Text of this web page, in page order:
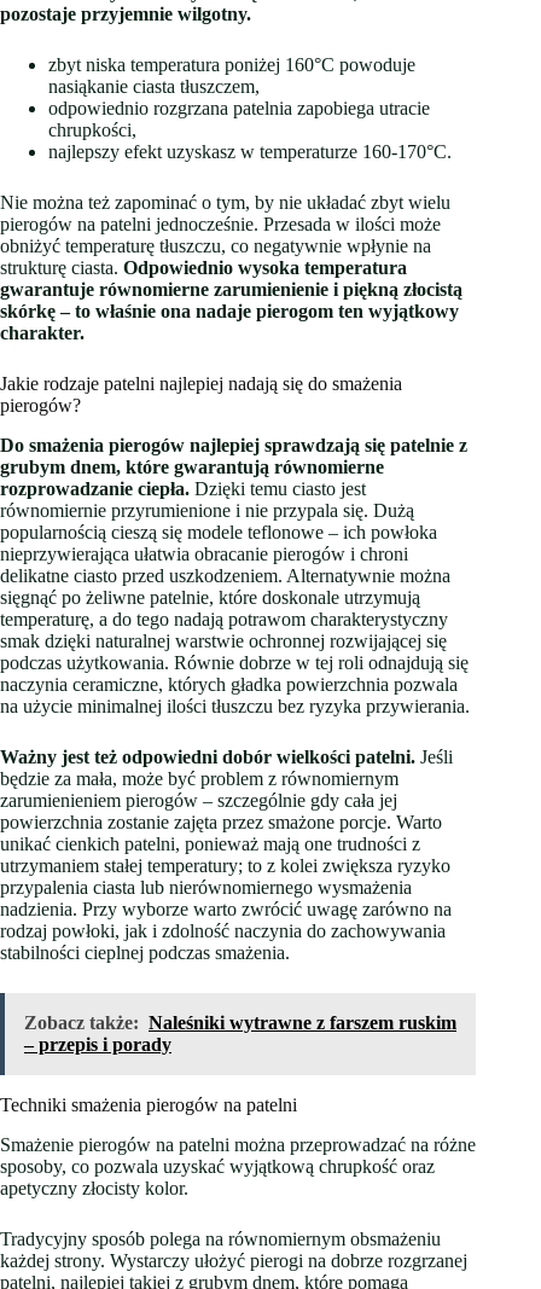
pozostaje przyjemnie wilgotny.
zbyt niska temperatura poniżej 160°C powoduje
nasiąkanie ciasta tłuszczem,
odpowiednio rozgrzana patelnia zapobiega utracie
chrupkości,
najlepszy efekt uzyskasz w temperaturze 160-170°C.
Nie można też zapominać o tym, by nie układać zbyt wielu
pierogów na patelni jednocześnie. Przesada w ilości może
obniżyć temperaturę tłuszczu, co negatywnie wpłynie na
strukturę ciasta. Odpowiednio wysoka temperatura
gwarantuje równomierne zarumienienie i piękną złocistą
skórkę – to właśnie ona nadaje pierogom ten wyjątkowy
charakter.
Jakie rodzaje patelni najlepiej nadają się do smażenia
pierogów?
Do smażenia pierogów najlepiej sprawdzają się patelnie z
grubym dnem, które gwarantują równomierne
rozprowadzanie ciepła. Dzięki temu ciasto jest
równomiernie przyrumienione i nie przypala się. Dużą
popularnością cieszą się modele teflonowe – ich powłoka
nieprzywierająca ułatwia obracanie pierogów i chroni
delikatne ciasto przed uszkodzeniem. Alternatywnie można
sięgnąć po żeliwne patelnie, które doskonale utrzymują
temperaturę, a do tego nadają potrawom charakterystyczny
smak dzięki naturalnej warstwie ochronnej rozwijającej się
podczas użytkowania. Równie dobrze w tej roli odnajdują się
naczynia ceramiczne, których gładka powierzchnia pozwala
na użycie minimalnej ilości tłuszczu bez ryzyka przywierania.
Ważny jest też odpowiedni dobór wielkości patelni. Jeśli
będzie za mała, może być problem z równomiernym
zarumienieniem pierogów – szczególnie gdy cała jej
powierzchnia zostanie zajęta przez smażone porcje. Warto
unikać cienkich patelni, ponieważ mają one trudności z
utrzymaniem stałej temperatury; to z kolei zwiększa ryzyko
przypalenia ciasta lub nierównomiernego wysmażenia
nadzienia. Przy wyborze warto zwrócić uwagę zarówno na
rodzaj powłoki, jak i zdolność naczynia do zachowywania
stabilności cieplnej podczas smażenia.
Zobacz także: Naleśniki wytrawne z farszem ruskim
– przepis i porady
Techniki smażenia pierogów na patelni
Smażenie pierogów na patelni można przeprowadzać na różne
sposoby, co pozwala uzyskać wyjątkową chrupkość oraz
apetyczny złocisty kolor.
Tradycyjny sposób polega na równomiernym obsmażeniu
każdej strony. Wystarczy ułożyć pierogi na dobrze rozgrzanej
patelni, najlepiej takiej z grubym dnem, które pomaga